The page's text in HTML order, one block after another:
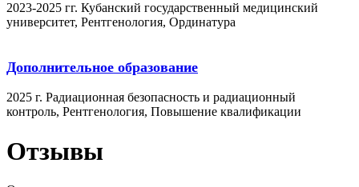
2023-2025 гг. Кубанский государственный медицинский
университет, Рентгенология, Ординатура
Дополнительное образование
2025 г. Радиационная безопасность и радиационный
контроль, Рентгенология, Повышение квалификации
Отзывы